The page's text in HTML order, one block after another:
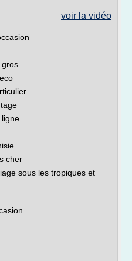
voir la vidéo
gros
cher
sous les tropiques et